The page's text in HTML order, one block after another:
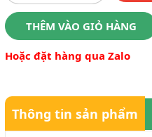
THÊM VÀO GIỎ HÀNG
Hoặc đặt hàng qua Zalo
Thông tin sản phẩm